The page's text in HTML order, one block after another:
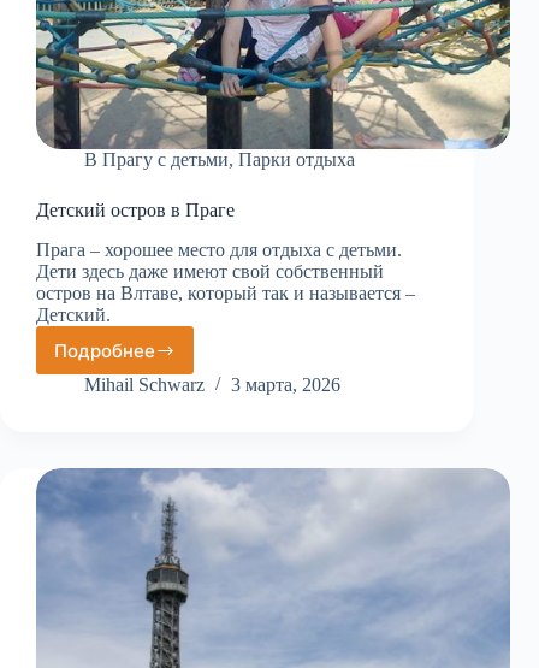
В Прагу с детьми, Парки отдыха
Детский остров в Праге
Прага – хорошее место для отдыха с детьми.
Дети здесь даже имеют свой собственный
остров на Влтаве, который так и называется –
Детский.
Подробнее
Детский
остров
Mihail Schwarz 3 марта, 2026